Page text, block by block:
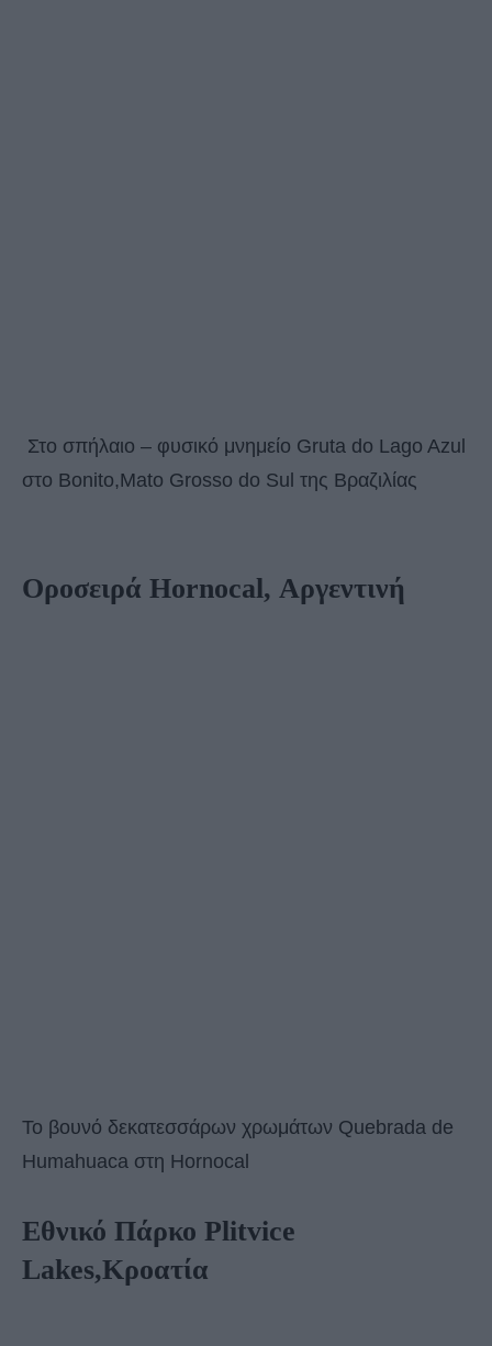
Στο σπήλαιο – φυσικό μνημείο Gruta do Lago Azul
στο Bonito,Mato Grosso do Sul της Βραζιλίας
Οροσειρά Hornocal, Αργεντινή
Το βουνό δεκατεσσάρων χρωμάτων Quebrada de
Humahuaca στη Hornocal
Εθνικό Πάρκο Plitvice
Lakes,Κροατία